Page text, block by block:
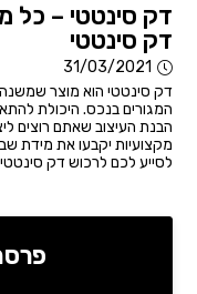
דק סינטטי – כל
דק סינטטי
31/03/2021
דק סינטטי הוא מוצר
המגורים בנכס. היכולת
הבנת העיצוב שאתם רוצים
מקצועיות יקבעו את מידת
לסייע לכם לרכוש דק